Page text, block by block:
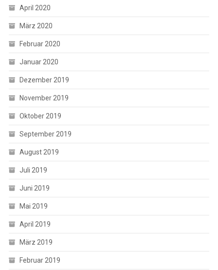
April 2020
März 2020
Februar 2020
Januar 2020
Dezember 2019
November 2019
Oktober 2019
September 2019
August 2019
Juli 2019
Juni 2019
Mai 2019
April 2019
März 2019
Februar 2019